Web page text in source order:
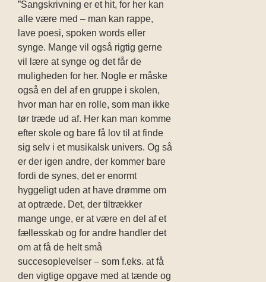
”Sangskrivning er et hit, for her kan
alle være med – man kan rappe,
lave poesi, spoken words eller
synge. Mange vil også rigtig gerne
vil lære at synge og det får de
muligheden for her. Nogle er måske
også en del af en gruppe i skolen,
hvor man har en rolle, som man ikke
tør træde ud af. Her kan man komme
efter skole og bare få lov til at finde
sig selv i et musikalsk univers. Og så
er der igen andre, der kommer bare
fordi de synes, det er enormt
hyggeligt uden at have drømme om
at optræde. Det, der tiltrækker
mange unge, er at være en del af et
fællesskab og for andre handler det
om at få de helt små
succesoplevelser – som f.eks. at få
den vigtige opgave med at tænde og